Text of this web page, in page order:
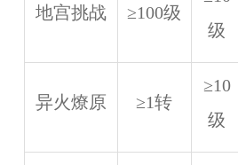
地宫挑战 ≥100级
级
异火燎原 ≥1转
≥10
级